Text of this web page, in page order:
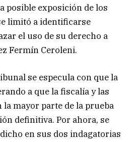
posible exposición de los
limitó a identificarse
el uso de su derecho a
Fermín Ceroleni.
se especula con que la
a que la fiscalía y las
mayor parte de la prueba
definitiva. Por ahora, se
en sus dos indagatorias